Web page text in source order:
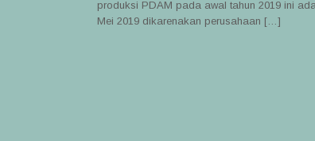
produksi PDAM pada awal tahun 2019 ini
Mei 2019 dikarenakan perusahaan […]